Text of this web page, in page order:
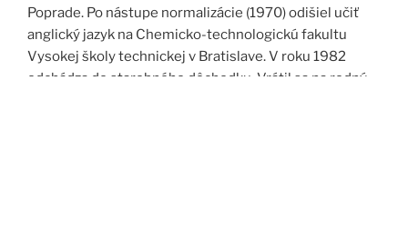
Poprade. Po nástupe normalizácie (1970) odišiel učiť
anglický jazyk na Chemicko-technologickú fakultu
Vysokej školy technickej v Bratislave. V roku 1982
odchádza do starobného dôchodku. Vrátil sa na rodný